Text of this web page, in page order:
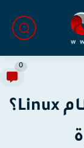
لماذا يفضل الكثيرون نظام Linux؟